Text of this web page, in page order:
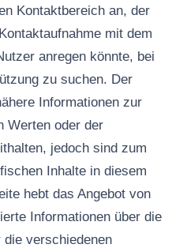
Kontaktbereich an, der
mit dem
anregen könnte, bei
zu suchen. Der
Informationen zur
Werten oder der
jedoch sind zum
Inhalte in diesem
hebt das Angebot von
Informationen über die
verschiedenen